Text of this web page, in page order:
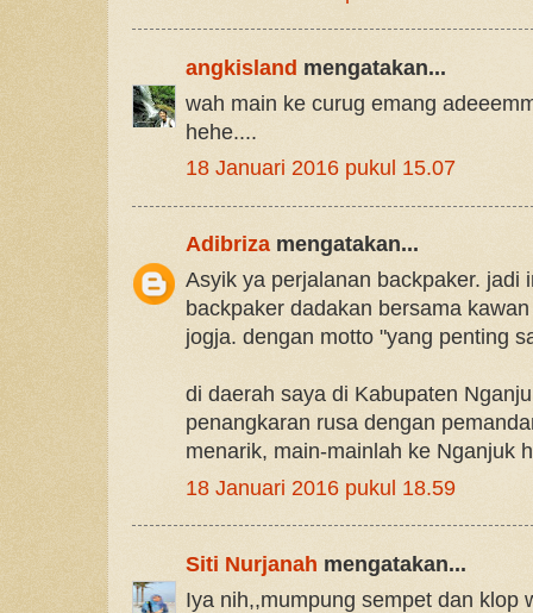
angkisland mengatakan...
wah main ke curug emang
hehe....
18 Januari 2016 pukul 15.07
Adibriza mengatakan...
Asyik ya perjalanan backpaker. jadi
backpaker dadakan bersama
jogja. dengan motto "yang penting
di daerah saya di Kabupaten
penangkaran rusa dengan
menarik, main-mainlah ke Nganjuk
18 Januari 2016 pukul 18.59
Siti Nurjanah mengatakan...
Iya nih,,mumpung sempet dan klop